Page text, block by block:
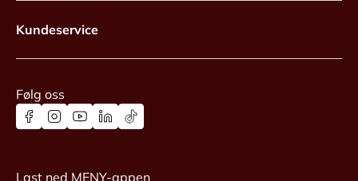
Kundeservice
Følg oss
Last ned MENY-appen